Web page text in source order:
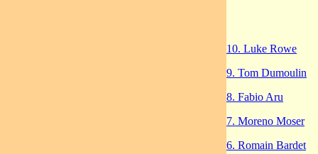
10. Luke Rowe
9. Tom Dumoulin
8. Fabio Aru
7. Moreno Moser
6. Romain Bardet